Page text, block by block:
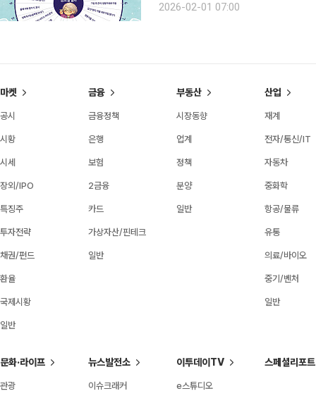
라 ‘도맡은 육아’ 기자가 다윤·다인 형
2026-02-01 07:00
마켓
공시
시황
시세
장외/IPO
특징주
투자전략
채권/펀드
환율
국제시황
일반
금융
금융정책
은행
보험
2금융
카드
가상자산/핀테크
일반
부동산
시장동향
업계
정책
분양
일반
산업
재계
전자/통신/IT
자동차
중화학
항공/물류
유통
의료/바이오
중기/벤처
일반
문화·라이프
관광
뉴스발전소
이슈크래커
이투데이TV
e스튜디오
스페셜리포트